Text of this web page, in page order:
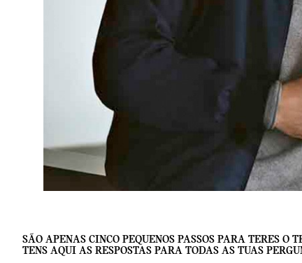
SÃO APENAS CINCO PEQUENOS PASSOS PARA TERES O
TENS AQUI AS RESPOSTAS PARA TODAS AS TUAS